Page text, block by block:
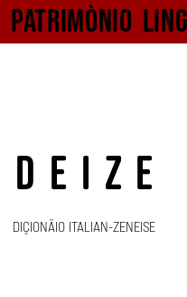
patrimònio
DEIZE
DIÇIONÄIO ITALIAN-ZENEISE